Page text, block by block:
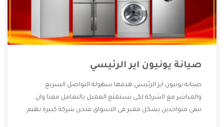
صيانة يونيون اير الرئيسي
صيانة يونيون اير الرئيسي هدفها سهولة التواصل السريع
والمباشر مع الشركة لكى يستمتع العميل بالتعامل معنا وان
نبقى متواجدين بشكل مميز فى الاسواق فنحن شركة كبيرة نهتم